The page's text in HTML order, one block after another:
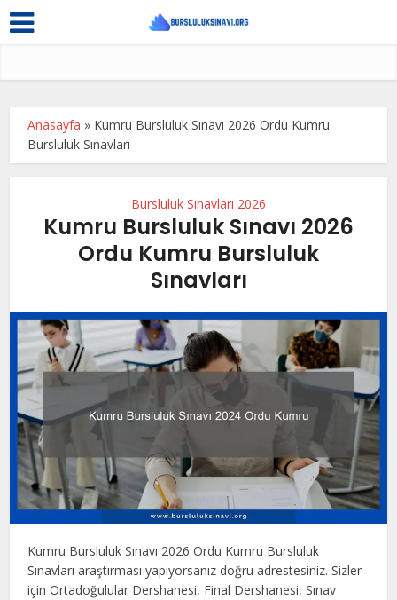
Anasayfa » Kumru Bursluluk Sınavı 2026 Ordu Kumru
Bursluluk Sınavları
Bursluluk Sınavları 2026
Kumru Bursluluk Sınavı 2026
Ordu Kumru Bursluluk
Sınavları
Kumru Bursluluk Sınavı 2026 Ordu Kumru Bursluluk
Sınavları araştırması yapıyorsanız doğru adrestesiniz. Sizler
için Ortadoğulular Dershanesi, Final Dershanesi, Sınav